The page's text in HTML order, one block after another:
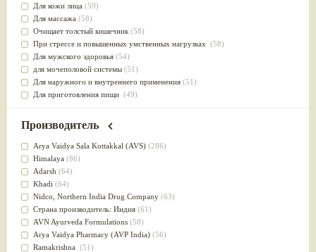
Для кожи лица (59)
Для массажа (58)
Очищает толстый кишечник (58)
При стрессе и повышенных умственных нагрузках (58)
Для мужского здоровья (54)
для мочеполовой системы (51)
Для наружного и внутреннего применения (51)
Для приготовления пищи (49)
от инфекций мочеполовой системы(49)
для суставов
Лечит опухоли и отеки(46)
Для медитации
выводит токсины
Для здоровья печени
Для тела(39)
для очищения крови(38)
При диабете(38)
Антиоксидант(37)
Для Капха(Кафа) доши
Производитель
Arya Vaidya Sala Kottakkal (AVS) (286)
Himalaya (86)
Adarsh (64)
Khadi (64)
Nidсo, Northern India Drug Company (63)
Страна производитель: Индия (61)
AVN Ayurveda Formulations (58)
Arya Vaidya Pharmacy (AVP India) (56)
Ramakrishna (51)